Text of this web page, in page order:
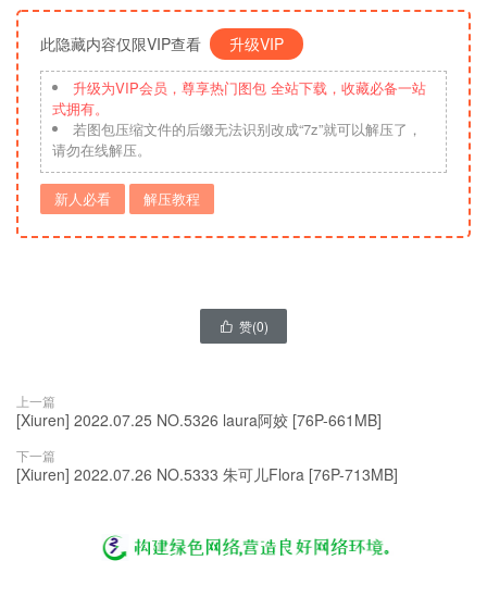
此隐藏内容仅限VIP查看 升级VIP
升级为VIP会员，尊享热门图包 全站下载，收藏必备一站
式拥有。
若图包压缩文件的后缀无法识别改成“7z”就可以解压了，
请勿在线解压。
新人必看 解压教程
 赞(0)
上一篇
[Xiuren] 2022.07.25 NO.5326 laura阿姣 [76P-661MB]
下一篇
[Xiuren] 2022.07.26 NO.5333 朱可儿Flora [76P-713MB]